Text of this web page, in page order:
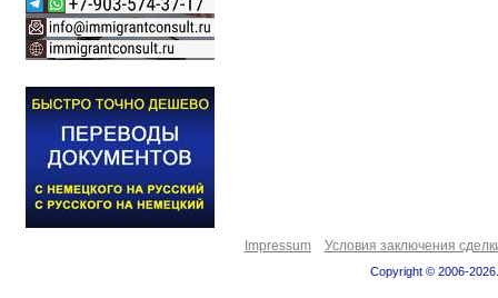
Impressum Условия заключения
Copyright © 2006-